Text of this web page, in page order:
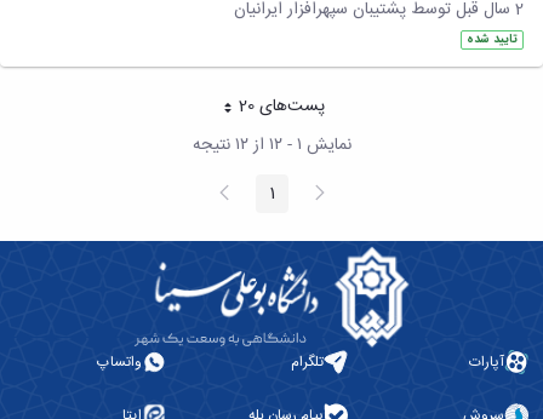
تایید شده
پست‌‌های 20هر صفحه
نمایش ۱ - ۱۲ از ۱۲ نتیجه
پیغام
قبلی صفحه صفحه
بعد
آپارات تلگرام واتساپ